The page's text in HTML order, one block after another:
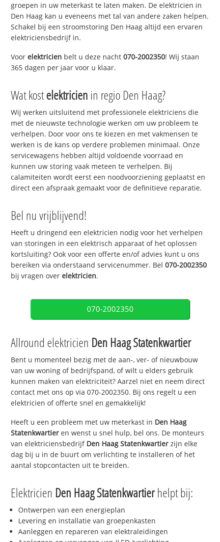
groepen in uw meterkast te laten maken. De elektricien in
Den Haag kan u eveneens met tal van andere zaken helpen.
Schakel bij een stroomstoring Den Haag altijd een ervaren
elektriciensbedrijf in.
Voorelektricien belt u deze nacht070-2002350! Wij staan
365 dagen per jaar voor u klaar.
Wat kostelektricien in regio Den Haag?
Wij werken uitsluitend met professionele elektriciens die
met de nieuwste technologie werken om uw probleem te
verhelpen. Door voor ons te kiezen en met vakmensen te
werken is de kans op verdere problemen minimaal. Onze
servicewagens hebben altijd voldoende voorraad en
kunnen uw storing vaak meteen te verhelpen. Bij
calamiteiten wordt eerst een noodvoorziening geplaatst en
direct een afspraak gemaakt voor de definitieve reparatie.
Bel nu vrijblijvend!
Heeft u dringend een elektricien nodig voor het verhelpen
van storingen in een elektrisch apparaat of het oplossen
kortsluiting? Ook voor een offerte en/of advies kunt u ons
bereiken via onderstaand servicenummer. Bel070-2002350
bij vragen overelektricien.
070-2002350
Allround elektricien Den Haag Statenkwartier
Bent u momenteel bezig met de aan-, ver- of nieuwbouw
van uw woning of bedrijfspand, of wilt u elders gebruik
kunnen maken van elektriciteit? Aarzel niet en neem direct
contact met ons op via 070-2002350. Bij ons regelt u een
elektricien of offerte snel en gemakkelijk!
Heeft u een probleem met uw meterkast in Den Haag
Statenkwartier en wenst u snel hulp, bel ons. De monteurs
van elektriciensbedrijf Den Haag Statenkwartier zijn elke
dag bij u in de buurt om verlichting te installeren of het
aantal stopcontacten uit te breiden.
Elektricien Den Haag Statenkwartierhelpt bij:
Ontwerpen van een energieplan
Levering en installatie van groepenkasten
Aanleggen en repareren van elektraleidingen